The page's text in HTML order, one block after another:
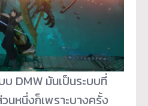
DMW มันเป็นระบบที่
นหนึ่งก็เพราะบางครั้ง